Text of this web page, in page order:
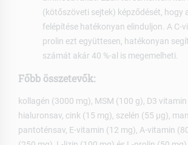
(kötőszöveti sejtek) képződését, hogy
felépítése hatékonyan elinduljon. A C-
prolin ezt együttesen, hatékonyan
számát akár 40 %-al is megemelheti.
Főbb összetevők:
kollagén (3000 mg), MSM (100 g), D3 vitamin
hialuronsav, cink (15 mg), szelén (55 µg),
pantoténsav, E-vitamin (12 mg), A-vitamin